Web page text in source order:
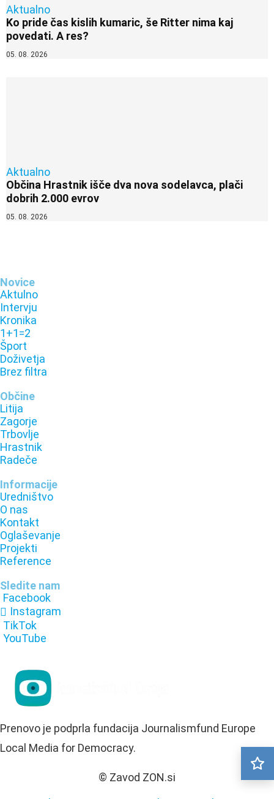
Aktualno
Ko pride čas kislih kumaric, še Ritter nima kaj
povedati. A res?
05. 08. 2026
Aktualno
Občina Hrastnik išče dva nova sodelavca, plači
dobrih 2.000 evrov
05. 08. 2026
Novice
Aktulno
Intervju
Kronika
1+1=2
Šport
Doživetja
Brez filtra
Občine
Litija
Zagorje
Trbovlje
Hrastnik
Radeče
Informacije
Uredništvo
O nas
Kontakt
Oglaševanje
Projekti
Reference
Sledite nam
Facebook
Instagram
TikTok
YouTube
Prenovo je podprla fundacija Journalismfund Europe
Local Media for Democracy.
© Zavod ZON.si